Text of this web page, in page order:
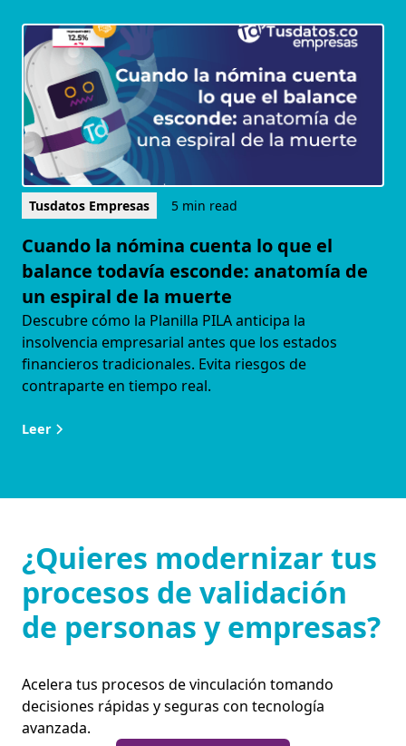
Tusdatos Empresas 5 min read
Cuando la nómina cuenta lo que el
balance todavía esconde: anatomía de
un espiral de la muerte
Descubre cómo la Planilla PILA anticipa la
insolvencia empresarial antes que los estados
financieros tradicionales. Evita riesgos de
contraparte en tiempo real.
Leer
¿Quieres modernizar tus
procesos de validación
de personas y empresas?
Acelera tus procesos de vinculación tomando
decisiones rápidas y seguras con tecnología
avanzada.